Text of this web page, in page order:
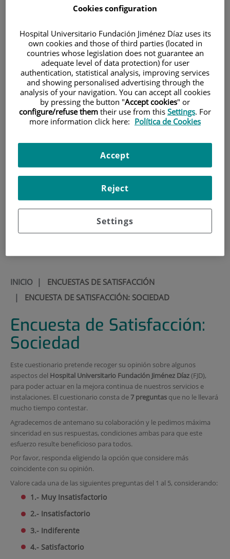
Investigación
Docencia
Teléfono de atención al usuario
INICIO| ENCUESTAS DE SATISFACCIÓN
| ENCUESTA DE SATISFACCIÓN: SOCIEDAD
Encuesta de Satisfacción:
Sociedad
Este cuestionario pretende recoger su opinión sobre algunos
aspectos del Hospital Universitario Fundación Jiménez Díaz(FJD),
para poder actuar en la mejora continua de nuestros servicios e
instalaciones. El cuestionario consta de7 preguntas que no le llevará
mucho tiempo contestar.
Agradecemos de antemano su colaboración y le pedimos máxima
sinceridad en sus respuestas, condiciones ambas para que este
esfuerzo resulte beneficioso para todos.
Por favor, responda eligiendo la opción que considere más
coincidente con su opinión.
Valore cada una de las siguientes preguntas del 1 al 5, considerando:
1.- Muy Insatisfactorio
2.- Insatisfactorio
3.- Indiferente
4.- Satisfactorio
Cookies configuration
Hospital Universitario Fundación Jiménez Díaz uses its
own cookies and those of third parties (located in
countries whose legislation does not guarantee an
adequate level of data protection) for user
authentication, statistical analysis, improving services
and showing personalised advertising through the
analysis of your navigation. You can accept all cookies
by pressing the button "Accept cookies" or
configure/refuse them their use from this Settings. For
more information click here: Política de Cookies
Settings
Reject
Accept